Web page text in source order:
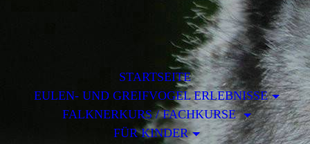
STARTSEITE
EULEN- UND GREIFVOGEL ERLEBNISSE
FALKNERKURS / FACHKURSE
FÜR KINDER